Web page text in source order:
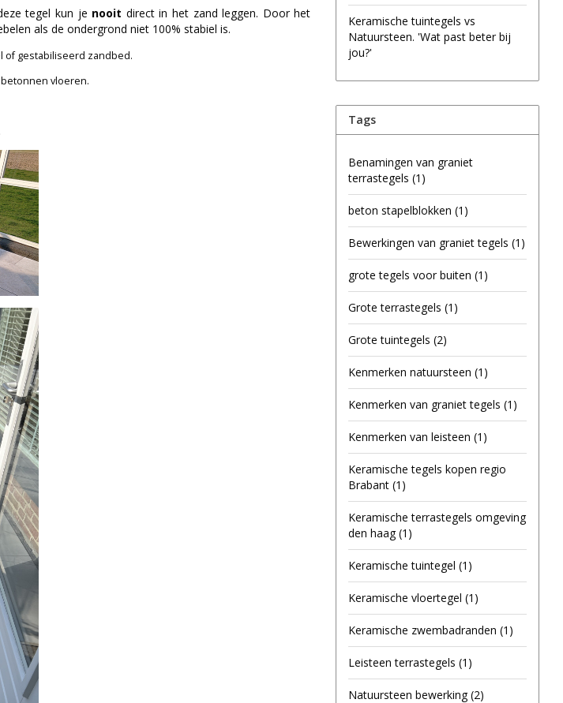
tegel kun je nooit direct in het zand leggen. Door het
als de ondergrond niet 100% stabiel is.
of gestabiliseerd zandbed.
vloeren.
Keramische tuintegels vs
Natuursteen. 'Wat past beter bij
jou?'
Tags
Benamingen van graniet
terrastegels (1)
beton stapelblokken (1)
Bewerkingen van graniet tegels (1)
grote tegels voor buiten (1)
Grote terrastegels (1)
Grote tuintegels (2)
Kenmerken natuursteen (1)
Kenmerken van graniet tegels (1)
Kenmerken van leisteen (1)
Keramische tegels kopen regio
Brabant (1)
Keramische terrastegels omgeving
den haag(1)
Keramische tuintegel (1)
Keramische vloertegel (1)
Keramische zwembadranden (1)
Leisteen terrastegels (1)
Natuursteen bewerking(2)